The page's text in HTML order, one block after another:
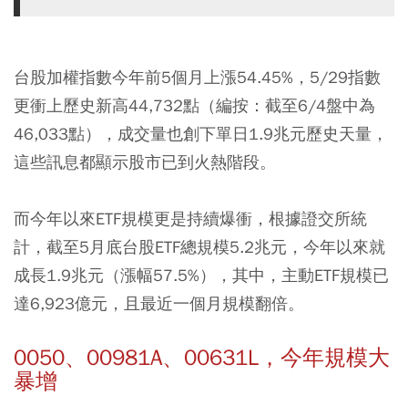
台股加權指數今年前5個月上漲54.45%，5/29指數
更衝上歷史新高44,732點（編按：截至6/4盤中為
46,033點），成交量也創下單日1.9兆元歷史天量，
這些訊息都顯示股市已到火熱階段。
而今年以來ETF規模更是持續爆衝，根據證交所統
計，截至5月底台股ETF總規模5.2兆元，今年以來就
成長1.9兆元（漲幅57.5%），其中，主動ETF規模已
達6,923億元，且最近一個月規模翻倍。
0050、00981A、00631L，今年規模大
暴增